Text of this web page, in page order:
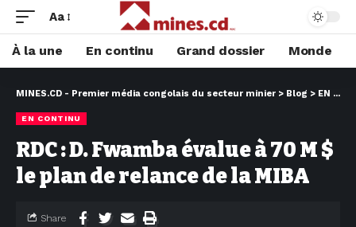
Aa
À la une En continu Grand dossier Monde
MINES.CD - Premier média congolais du secteur minier > Blog > EN CONTINU
EN CONTINU
RDC : D. Fwamba évalue à 70 M $
le plan de relance de la MIBA
Share